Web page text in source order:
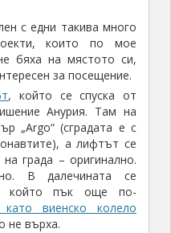
с едни такива много
които по мое
бяха на мястото си,
за посещение.
, който се спуска от
Анурия. Там на
„Argo“ (сградата е с
а лифтът се
града – оригинално.
В далечината се
който пък още по-
виенско колело
не върха.